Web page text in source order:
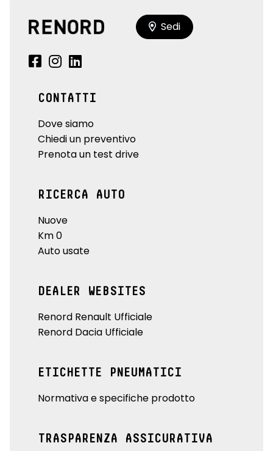
Sedi
CONTATTI
Dove siamo
Chiedi un preventivo
Prenota un test drive
RICERCA AUTO
Nuove
Km 0
Auto usate
DEALER WEBSITES
Renord Renault Ufficiale
Renord Dacia Ufficiale
ETICHETTE PNEUMATICI
Normativa e specifiche prodotto
TRASPARENZA ASSICURATIVA